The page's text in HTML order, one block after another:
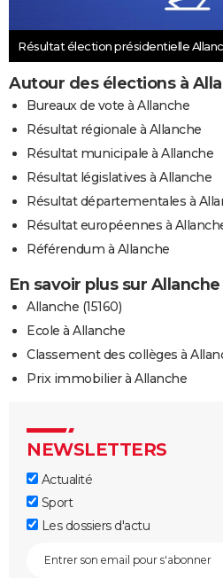
Résultat élection présidentielle
Autour des élections à
Bureaux de vote à Allanche
Résultat régionale à Allanche
Résultat municipale à Allanche
Résultat législatives à Allanche
Résultat départementales à
Résultat européennes à
Référendum à Allanche
En savoir plus sur Allanche
Allanche (15160)
Ecole à Allanche
Classement des collèges à
Prix immobilier à Allanche
NEWSLETTERS
Actualité
Sport
Les dossiers d'actu